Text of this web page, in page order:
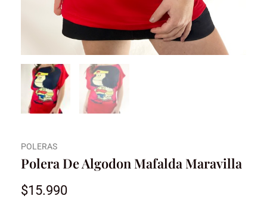
POLERAS
Polera De Algodon Mafalda Maravilla
$15.990